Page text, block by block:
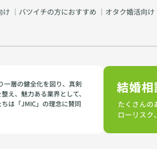
け ｜ バツイチの方におすすめ ｜ オタク婚活向け
一層の健全化を図り、真剣
え、魅力ある業界として、
は「JMIC」の理念に賛同